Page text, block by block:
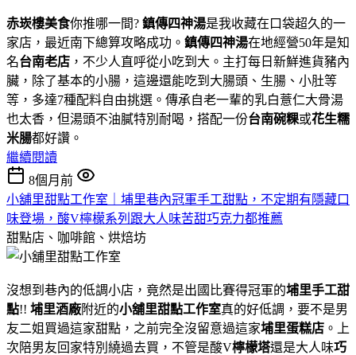
赤崁樓美食你推哪一間? 鎮傳四神湯是我收藏在口袋超久的一
家店，最近南下總算攻略成功。 鎮傳四神湯在地經營50年是知
名台南老店 ，不少人直呼從小吃到大。主打每日新鮮進貨豬內
臟，除了基本的小腸，這邊還能吃到大腸頭、生腸、小肚等
等，多達7種配料自由挑選。傳承自老一輩的乳白薏仁大骨湯
也太香，但湯頭不油膩特別耐喝，搭配一份台南碗粿或花生糯
米腸都好讚。
繼續閱讀
8個月前
小舖里甜點工作室｜埔里巷內冠軍手工甜點，不定期有隱藏口
味登場，酸V檸檬系列跟大人味苦甜巧克力都推薦
甜點店、咖啡館、烘焙坊
沒想到巷內的低調小店，竟然是出國比賽得冠軍的埔里手工甜
點!! 埔里酒廠附近的小舖里甜點工作室真的好低調，要不是男
友二姐買過這家甜點，之前完全沒留意過這家埔里蛋糕店 。上
次陪男友回家特別繞過去買，不管是酸V檸檬塔還是大人味巧